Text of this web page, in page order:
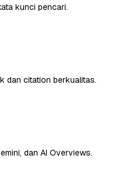
kunci pencari.
dan citation berkualitas.
dan AI Overviews.